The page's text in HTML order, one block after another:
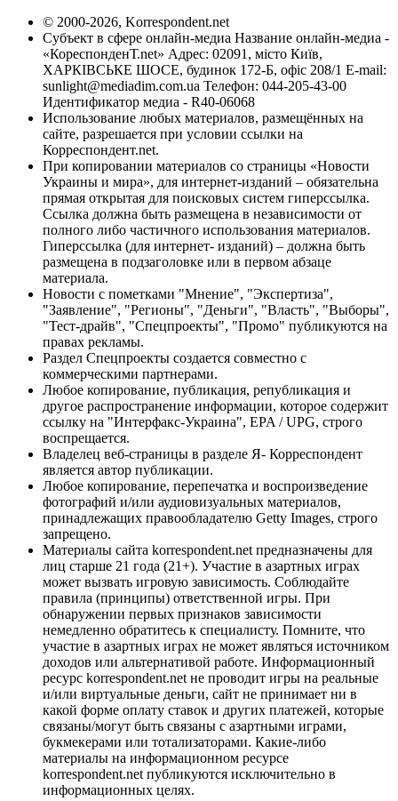
© 2000-2026, Korrespondent.net
Субъект в сфере онлайн-медиа Название онлайн-медиа -
«КореспонденТ.net» Адрес: 02091, місто Київ,
ХАРКІВСЬКЕ ШОСЕ, будинок 172-Б, офіс 208/1 E-mail:
sunlight@mediadim.com.ua Телефон: 044-205-43-00
Идентификатор медиа - R40-06068
Использование любых материалов, размещённых на
сайте, разрешается при условии ссылки на
Корреспондент.net.
При копировании материалов со страницы «Новости
Украины и мира», для интернет-изданий – обязательна
прямая открытая для поисковых систем гиперссылка.
Ссылка должна быть размещена в независимости от
полного либо частичного использования материалов.
Гиперссылка (для интернет- изданий) – должна быть
размещена в подзаголовке или в первом абзаце
материала.
Новости с пометками "Мнение", "Экспертиза",
"Заявление", "Регионы", "Деньги", "Власть", "Выборы",
"Тест-драйв", "Спецпроекты", "Промо" публикуются на
правах рекламы.
Раздел Спецпроекты создается совместно с
коммерческими партнерами.
Любое копирование, публикация, републикация и
другое распространение информации, которое содержит
ссылку на "Интерфакс-Украина", EPA / UPG, строго
воспрещается.
Владелец веб-страницы в разделе Я- Корреспондент
является автор публикации.
Любое копирование, перепечатка и воспроизведение
фотографий и/или аудиовизуальных материалов,
принадлежащих правообладателю Getty Images, строго
запрещено.
Материалы сайта korrespondent.net предназначены для
лиц старше 21 года (21+). Участие в азартных играх
может вызвать игровую зависимость. Соблюдайте
правила (принципы) ответственной игры. При
обнаружении первых признаков зависимости
немедленно обратитесь к специалисту. Помните, что
участие в азартных играх не может являться источником
доходов или альтернативой работе. Информационный
ресурс korrespondent.net не проводит игры на реальные
и/или виртуальные деньги, сайт не принимает ни в
какой форме оплату ставок и других платежей, которые
связаны/могут быть связаны с азартными играми,
букмекерами или тотализаторами. Какие-либо
материалы на информационном ресурсе
korrespondent.net публикуются исключительно в
информационных целях.